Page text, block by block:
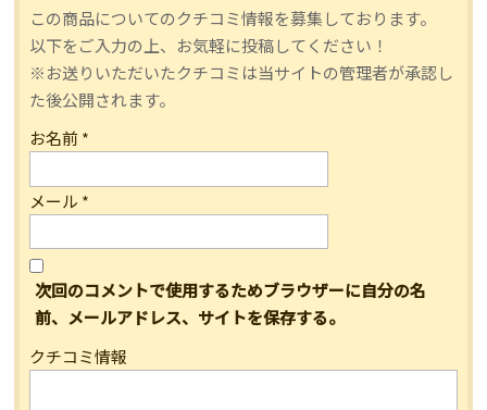
この商品についてのクチコミ情報を募集しております。
以下をご入力の上、お気軽に投稿してください！
※お送りいただいたクチコミは当サイトの管理者が承認し
た後公開されます。
お名前*
メール *
次回のコメントで使用するためブラウザーに自分の名
前、メールアドレス、サイトを保存する。
クチコミ情報